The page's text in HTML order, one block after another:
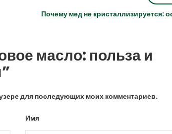
Почему мед не кристаллизируется:
масло: польза и
для последующих моих комментариев.
Имя